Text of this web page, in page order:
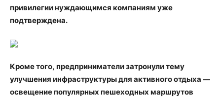
привилегии нуждающимся компаниям уже
подтверждена.
Кроме того, предприниматели затронули тему
улучшения инфраструктуры для активного отдыха —
освещение популярных пешеходных маршрутов